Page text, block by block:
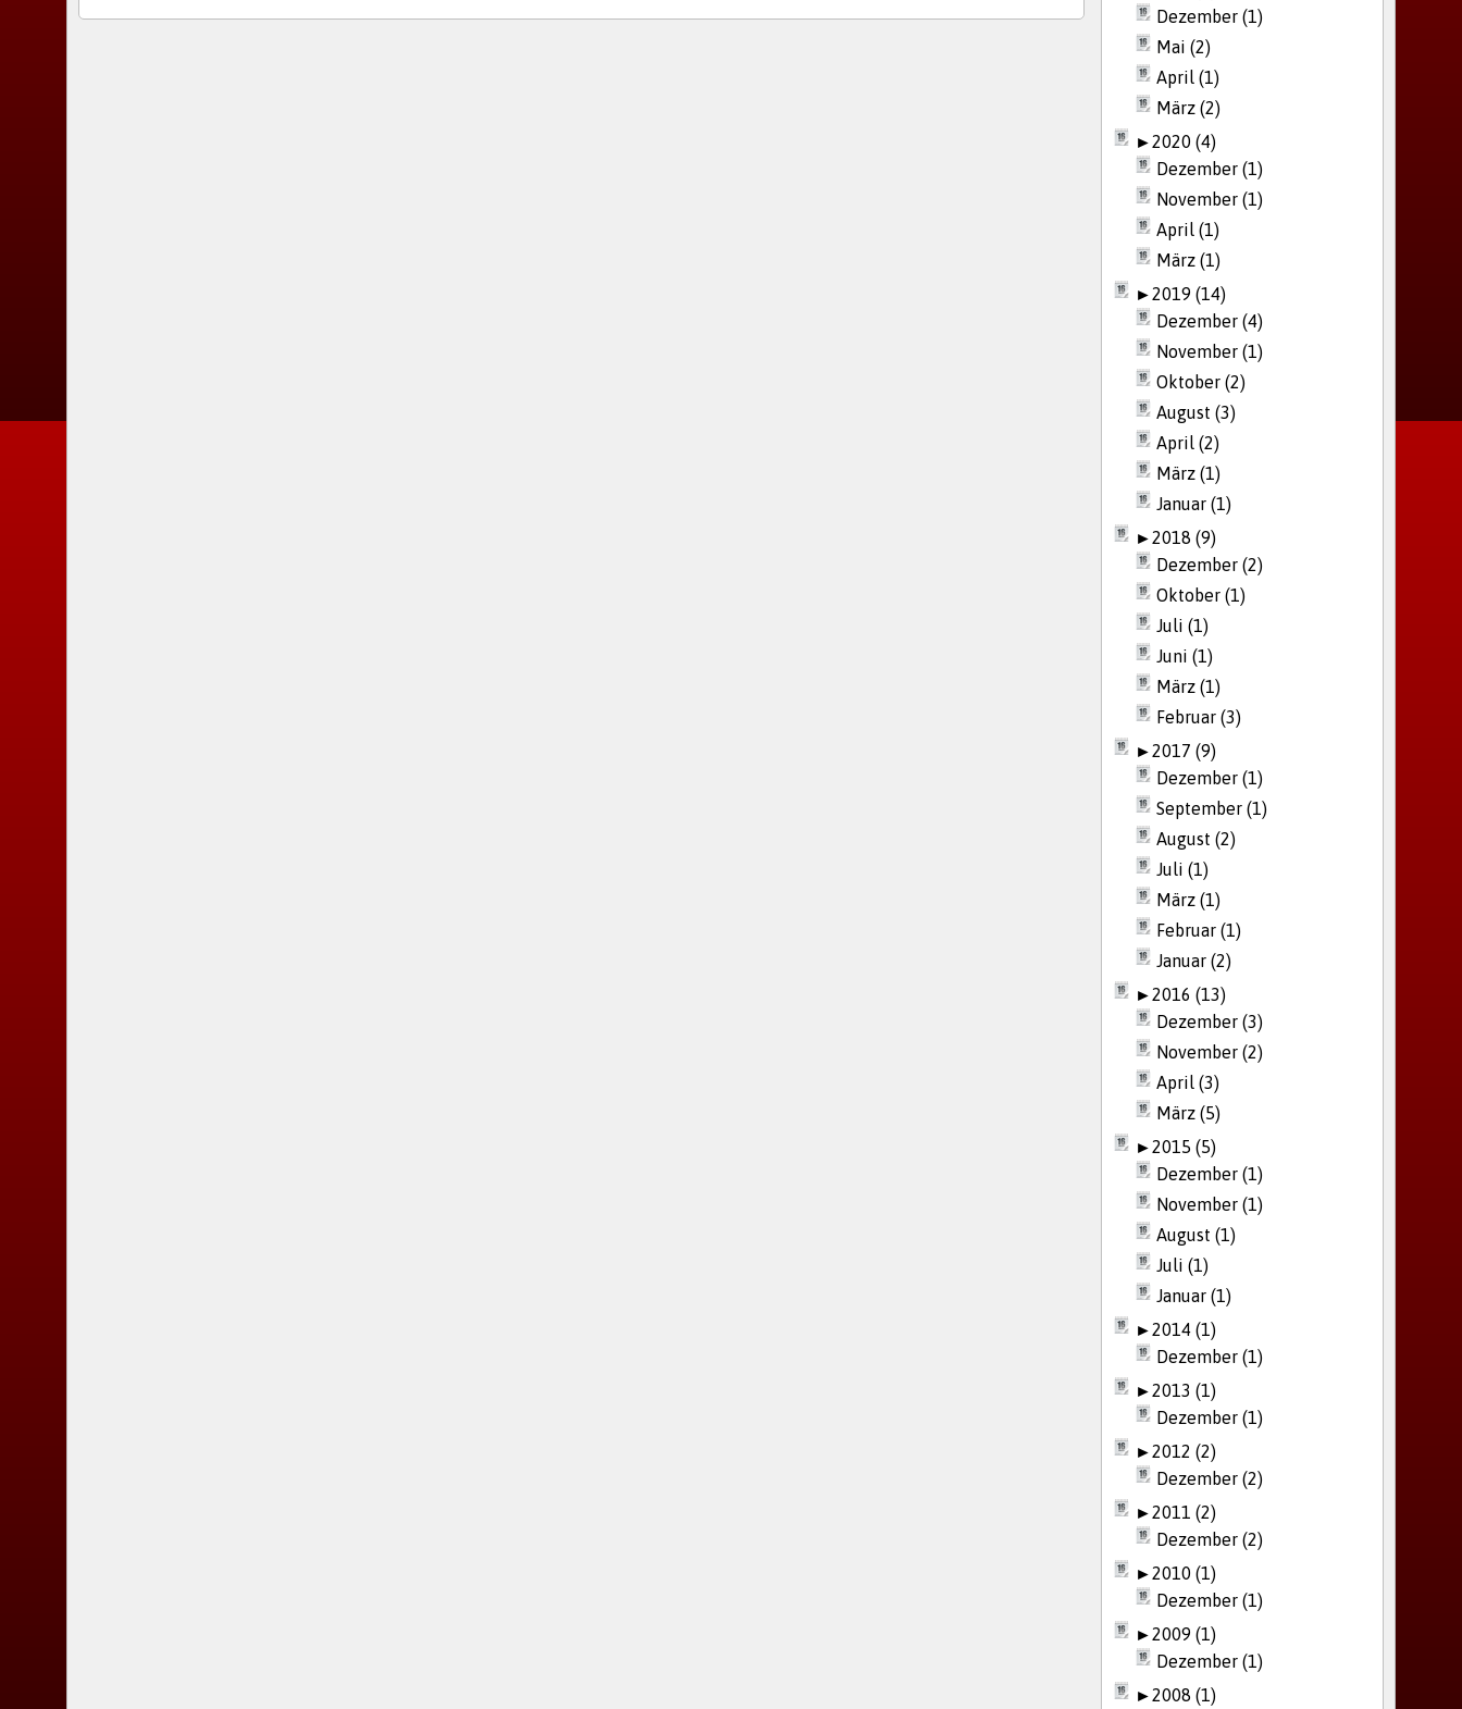
Dezember (1)
Mai (2)
April (1)
März (2)
►2020 (4)
Dezember (1)
November (1)
April (1)
März (1)
►2019 (14)
Dezember (4)
November (1)
Oktober (2)
August (3)
April (2)
März (1)
Januar (1)
►2018 (9)
Dezember (2)
Oktober (1)
Juli (1)
Juni (1)
März (1)
Februar (3)
►2017 (9)
Dezember (1)
September (1)
August (2)
Juli (1)
März (1)
Februar (1)
Januar (2)
►2016 (13)
Dezember (3)
November (2)
April (3)
März (5)
►2015 (5)
Dezember (1)
November (1)
August (1)
Juli (1)
Januar (1)
►2014 (1)
Dezember (1)
►2013 (1)
Dezember (1)
►2012 (2)
Dezember (2)
►2011 (2)
Dezember (2)
►2010 (1)
Dezember (1)
►2009 (1)
Dezember (1)
►2008 (1)